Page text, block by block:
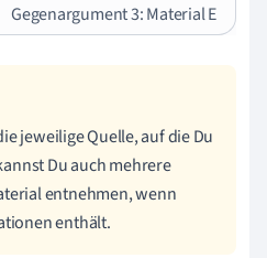
Gegenargument 3: Material E
jeweilige Quelle, auf die Du
Du auch mehrere
entnehmen, wenn
enthält.